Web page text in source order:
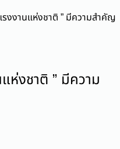
งงานแห่งชาติ ” มีความสำคัญ
ห่งชาติ ” มีความ